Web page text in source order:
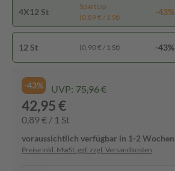
4X12 St
Spartipp
(0,89 € / 1 St)
-43%
12 St (0,90 € / 1 St) -43%
-43% UVP: 75,96 €
42,95 €
0,89 € / 1 St
voraussichtlich verfügbar in 1-2 Wochen
Preise inkl. MwSt. ggf. zzgl. Versandkosten